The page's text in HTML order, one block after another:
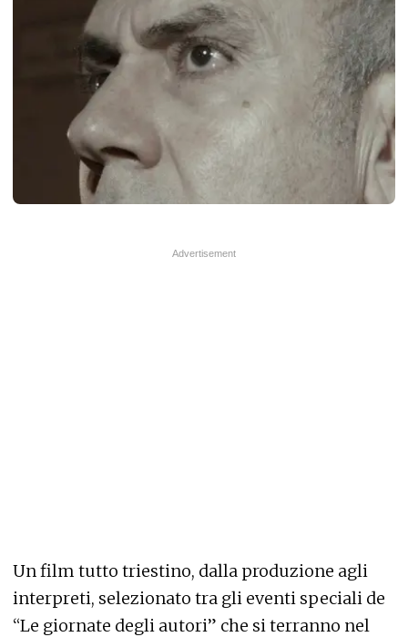
Un film tutto triestino, dalla produzione agli
interpreti, selezionato tra gli eventi speciali de
“Le giornate degli autori” che si terranno nel